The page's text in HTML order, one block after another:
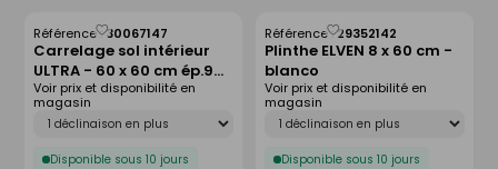
Carrelage sol intérieur
ULTRA - 60 x 60 cm ép.9
mm - anthracite
Référence :30067147
Déclinaison
Disponible sous 10 jours
Voir prix et disponibilité en
magasin
Enregistrer
comme
liste
Plinthe ELVEN 8 x 60 cm -
blanco
Référence :29352142
Déclinaison
Disponible sous 10 jours
Voir prix et disponibilité en
magasin
Enregistrer
comme